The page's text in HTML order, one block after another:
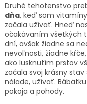
Druhé tehotenstvo
dňa, keď som
začala užívať. Hneď
očakávaním všetkých
dní, avšak žiadne sa
nevoľnosti, žiadne
ako lusknutím prstov
začala svoj krásny
nálade, užívať.
pokoja a pohody.